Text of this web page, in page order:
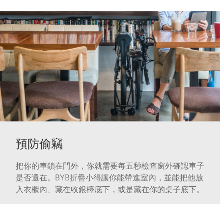
預防偷竊
把你的車鎖在門外，你就需要每五秒檢查窗外確認車子
是否還在。BYB折疊小得讓你能帶進室內，並能把他放
入衣櫃內、藏在收銀檯底下，或是藏在你的桌子底下。